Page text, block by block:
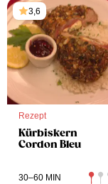
3,6
Rezept
Kürbiskern
Cordon Bleu
30–60 MIN